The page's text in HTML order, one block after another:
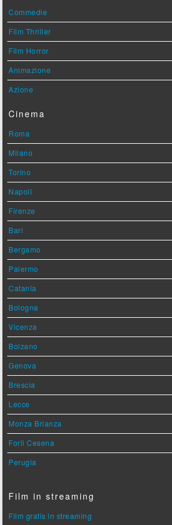
Commedie
Film Thriller
Film Horror
Animazione
Azione
Cinema
Roma
Milano
Torino
Napoli
Firenze
Bari
Bergamo
Palermo
Catania
Bologna
Vicenza
Bolzano
Genova
Brescia
Lecce
Monza Brianza
Forlì Cesena
Perugia
Film in streaming
Film gratis in streaming